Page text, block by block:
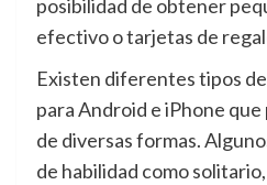
posibilidad de obtener
efectivo o tarjetas de
Existen diferentes tipos
para Android e iPhone
de diversas formas.
de habilidad como